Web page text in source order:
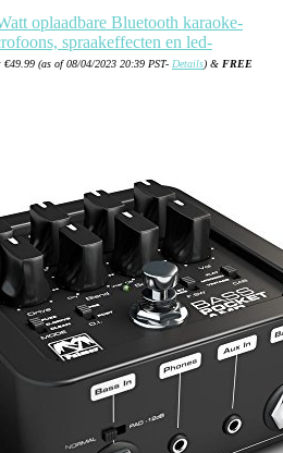
oplaadbare Bluetooth karaoke-
spraakeffecten en led-
€49.99 (as of 08/04/2023 20:39 PST- Details) & FREE